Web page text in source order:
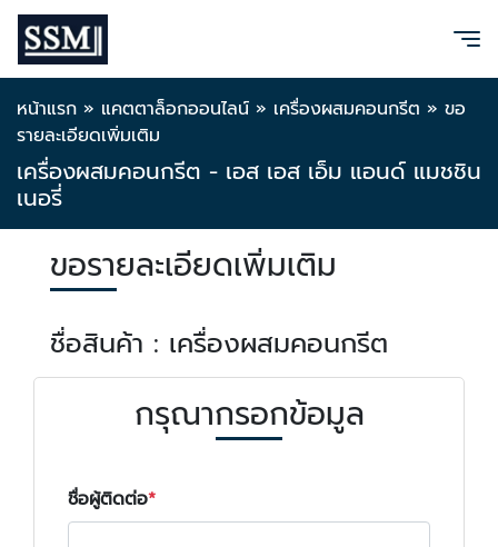
หน้าแรก » แคตตาล็อกออนไลน์ » เครื่องผสมคอนกรีต » ขอ
รายละเอียดเพิ่มเติม
เครื่องผสมคอนกรีต - เอส เอส เอ็ม แอนด์ แมชชิน
เนอรี่
ขอรายละเอียดเพิ่มเติม
ชื่อสินค้า : เครื่องผสมคอนกรีต
กรุณากรอกข้อมูล
ชื่อผู้ติดต่อ